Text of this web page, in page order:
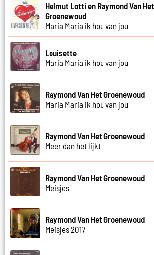
Helmut Lotti en Raymond Van Het
Groenewoud
Maria Maria ik hou van jou
Louisette
Maria Maria ik hou van jou
Raymond Van Het Groenewoud
Maria Maria ik hou van jou
Raymond Van Het Groenewoud
Meer dan het lijkt
Raymond Van Het Groenewoud
Meisjes
Raymond Van Het Groenewoud
Meisjes 2017